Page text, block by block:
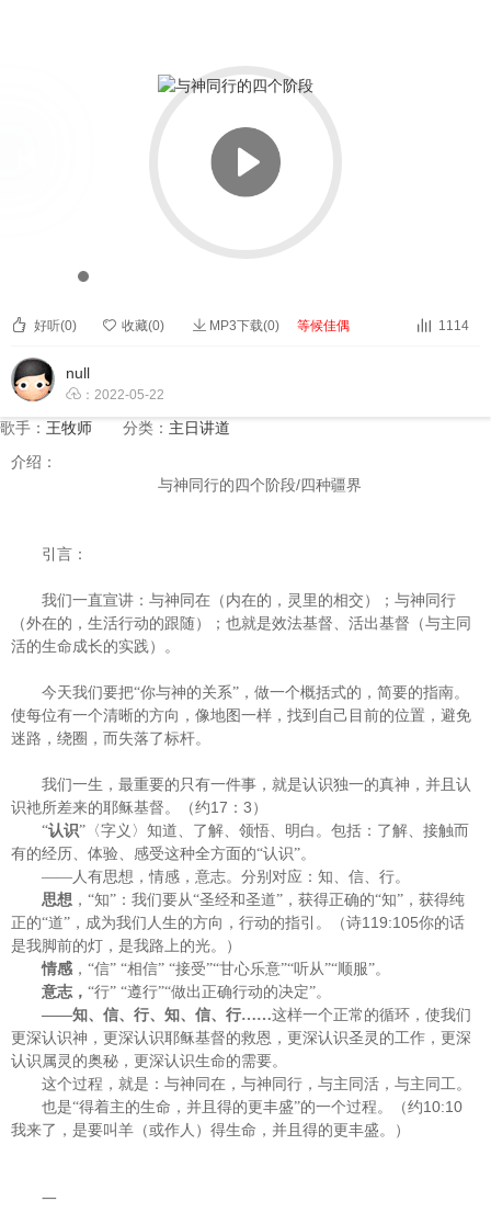
 好听(0)  收藏(0)  MP3下载(0) 等候佳偶  1114
null
 ：2022-05-22
歌手： 王牧师 分类： 主日讲道
介绍：
与神同行的四个阶段/四种疆界
引言：
我们一直宣讲：与神同在（内在的，灵里的相交）；与神同行
（外在的，生活行动的跟随）；也就是效法基督、活出基督（与主同
活的生命成长的实践）。
今天我们要把“你与神的关系”，做一个概括式的，简要的指南。
使每位有一个清晰的方向，像地图一样，找到自己目前的位置，避免
迷路，绕圈，而失落了标杆。
我们一生，最重要的只有一件事，就是认识独一的真神，并且认
识衪所差来的耶稣基督。（约17 ： 3 ）
“认识”〈字义〉知道、了解、领悟、明白。包括：了解、接触而
有的经历、体验、感受这种全方面的“认识”。
——人有思想，情感，意志。分别对应：知、信、行。
思想 ，“知”：我们要从“圣经和圣道”，获得正确的“知”，获得纯
正的“道”，成为我们人生的方向，行动的指引。（诗119:105你的话
是我脚前的灯，是我路上的光。）
情感 ，“信” “相信” “接受”“甘心乐意”“听从”“顺服”。
意志， “行” “遵行”“做出正确行动的决定”。
——知、信、行、知、信、行……这样一个正常的循环，使我们
更深认识神，更深认识耶稣基督的救恩，更深认识圣灵的工作，更深
认识属灵的奥秘，更深认识生命的需要。
这个过程，就是：与神同在，与神同行，与主同活，与主同工。
也是“得着主的生命，并且得的更丰盛”的一个过程。（约10:10
我来了，是要叫羊（或作人）得生命，并且得的更丰盛。）
一